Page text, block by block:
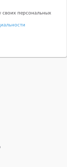
своих персональных